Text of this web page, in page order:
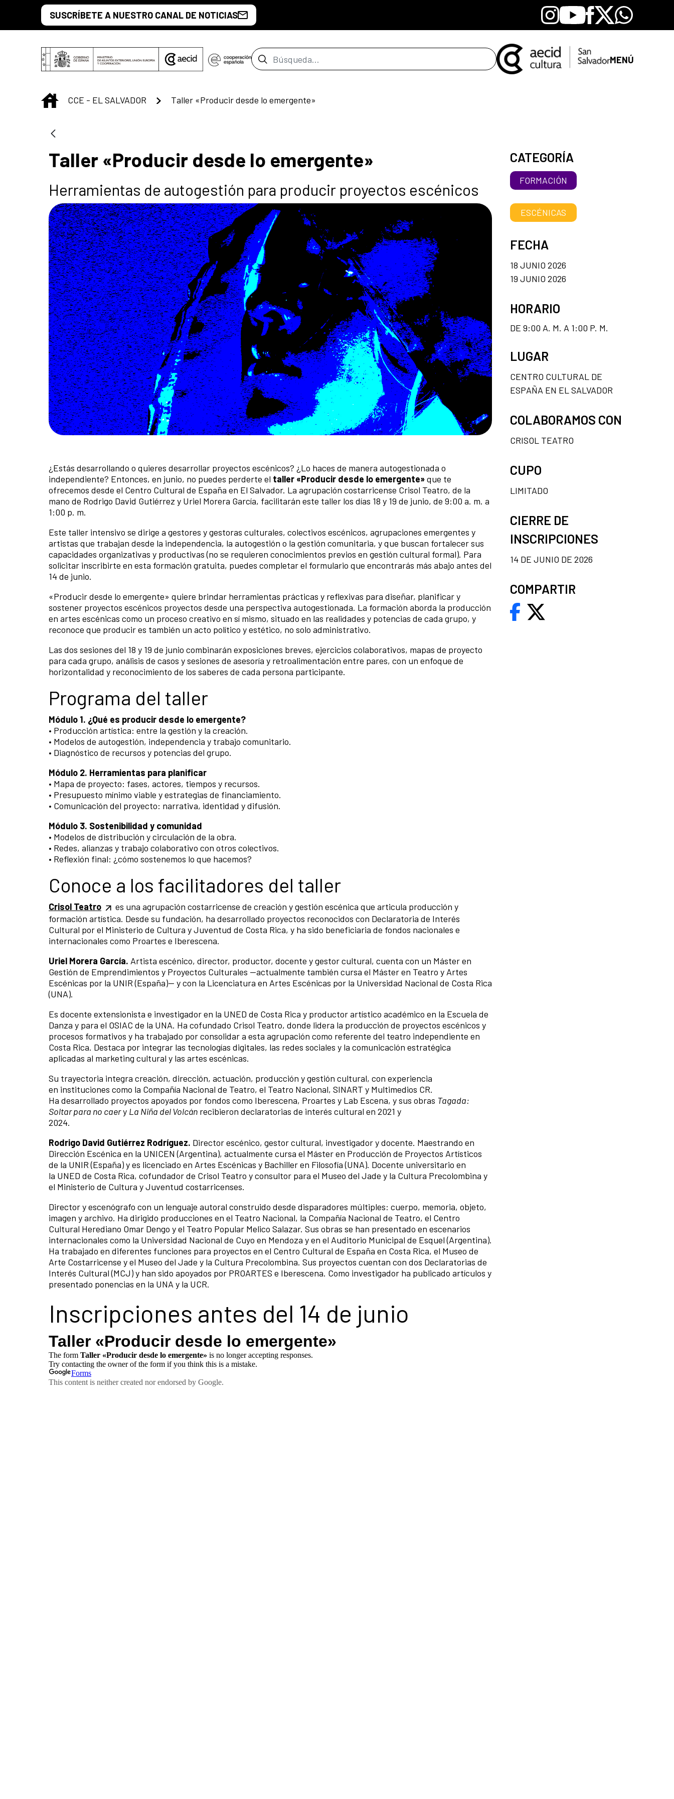
Saltar al contenido principal
SUSCRÍBETE A NUESTRO CANAL DE NOTICIAS Instagram
YoutubeFacebook
X Whatsapp
Barra de búsqueda MENÚ
INICIO
CCE - EL SALVADOR Taller «Producir desde lo emergente»
Taller «Producir desde lo emergente»
Herramientas de autogestión para producir proyectos escénicos
¿Estás desarrollando o quieres desarrollar proyectos escénicos? ¿Lo haces de manera autogestionada o
independiente? Entonces, en junio, no puedes perderte el taller «Producir desde lo emergente»que te
ofrecemos desde el Centro Cultural de España en El Salvador. La agrupación costarricense Crisol Teatro, de la
mano de Rodrigo David Gutiérrez y Uriel Morera García, facilitarán este taller los días 18 y 19 de junio, de 9:00 a. m. a
1:00 p. m.
Este taller intensivo se dirige a gestores y gestoras culturales, colectivos escénicos, agrupaciones emergentes y
artistas que trabajan desde la independencia, la autogestión o la gestión comunitaria, y que buscan fortalecer sus
capacidades organizativas y productivas (no se requieren conocimientos previos en gestión cultural formal). Para
solicitar inscribirte en esta formación gratuita, puedes completar el formulario que encontrarás más abajo antes del
14 de junio.
«Producir desde lo emergente» quiere brindar herramientas prácticas y reflexivas para diseñar, planificar y
sostener proyectos escénicos proyectos desde una perspectiva autogestionada. La formación aborda la producción
en artes escénicas como un proceso creativo en sí mismo, situado en las realidades y potencias de cada grupo, y
reconoce que producir es también un acto político y estético, no solo administrativo.
Las dos sesiones del 18 y 19 de junio combinarán exposiciones breves, ejercicios colaborativos, mapas de proyecto
para cada grupo, análisis de casos y sesiones de asesoría y retroalimentación entre pares, con un enfoque de
horizontalidad y reconocimiento de los saberes de cada persona participante.
Programa del taller
Módulo 1. ¿Qué es producir desde lo emergente?
• Producción artística: entre la gestión y la creación.
• Modelos de autogestión, independencia y trabajo comunitario.
• Diagnóstico de recursos y potencias del grupo.
Módulo 2. Herramientas para planificar
• Mapa de proyecto: fases, actores, tiempos y recursos.
• Presupuesto mínimo viable y estrategias de financiamiento.
• Comunicación del proyecto: narrativa, identidad y difusión.
Módulo 3. Sostenibilidad y comunidad
• Modelos de distribución y circulación de la obra.
• Redes, alianzas y trabajo colaborativo con otros colectivos.
• Reflexión final: ¿cómo sostenemos lo que hacemos?
Conoce a los facilitadores del taller
Crisol Teatro
es una agrupación costarricense de creación y gestión escénica que articula producción y
formación artística. Desde su fundación, ha desarrollado proyectos reconocidos con Declaratoria de Interés
Cultural por el Ministerio de Cultura y Juventud de Costa Rica, y ha sido beneficiaria de fondos nacionales e
internacionales como Proartes e Iberescena.
Uriel Morera García. Artista escénico, director, productor, docente y gestor cultural, cuenta con un Máster en
Gestión de Emprendimientos y Proyectos Culturales —actualmente también cursa el Máster en Teatro y Artes
Escénicas por la UNIR (España)— y con la Licenciatura en Artes Escénicas por la Universidad Nacional de Costa Rica
(UNA).
Es docente extensionista e investigador en la UNED de Costa Rica y productor artístico académico en la Escuela de
Danza y para el OSIAC de la UNA. Ha cofundado Crisol Teatro, donde lidera la producción de proyectos escénicos y
procesos formativos y ha trabajado por consolidar a esta agrupación como referente del teatro independiente en
Costa Rica. Destaca por integrar las tecnologías digitales, las redes sociales y la comunicación estratégica
aplicadas al marketing cultural y las artes escénicas.
Su trayectoria integra creación, dirección, actuación, producción y gestión cultural, con experiencia
en instituciones como la Compañía Nacional de Teatro, el Teatro Nacional, SINART y Multimedios CR.
Ha desarrollado proyectos apoyados por fondos como Iberescena, Proartes y Lab Escena, y sus obras Tagada:
Soltar para no caery La Niña del Volcán recibieron declaratorias de interés cultural en 2021 y
2024.
Rodrigo David Gutiérrez Rodríguez. Director escénico, gestor cultural, investigador y docente. Maestrando en
Dirección Escénica en la UNICEN (Argentina), actualmente cursa el Máster en Producción de Proyectos Artísticos
de la UNIR (España) y es licenciado en Artes Escénicas y Bachiller en Filosofía (UNA). Docente universitario en
la UNED de Costa Rica, cofundador de Crisol Teatro y consultor para el Museo del Jade y la Cultura Precolombina y
el Ministerio de Cultura y Juventud costarricenses.
Director y escenógrafo con un lenguaje autoral construido desde disparadores múltiples: cuerpo, memoria, objeto,
imagen y archivo. Ha dirigido producciones en el Teatro Nacional, la Compañía Nacional de Teatro, el Centro
Cultural Herediano Omar Dengo y el Teatro Popular Melico Salazar. Sus obras se han presentado en escenarios
internacionales como la Universidad Nacional de Cuyo en Mendoza y en el Auditorio Municipal de Esquel (Argentina).
Ha trabajado en diferentes funciones para proyectos en el Centro Cultural de España en Costa Rica, el Museo de
Arte Costarricense y el Museo del Jade y la Cultura Precolombina. Sus proyectos cuentan con dos Declaratorias de
Interés Cultural (MCJ) y han sido apoyados por PROARTES e Iberescena. Como investigador ha publicado artículos y
presentado ponencias en la UNA y la UCR.
Inscripciones antes del 14 de junio
CATEGORÍA
FORMACIÓN
ESCÉNICAS
FECHA
18 JUNIO 2026
19 JUNIO 2026
HORARIO
DE 9:00 A. M. A 1:00 P. M.
LUGAR
CENTRO CULTURAL DE
ESPAÑA EN EL SALVADOR
COLABORAMOS CON
CRISOL TEATRO
CUPO
LIMITADO
CIERRE DE
INSCRIPCIONES
14 DE JUNIO DE 2026
COMPARTIR